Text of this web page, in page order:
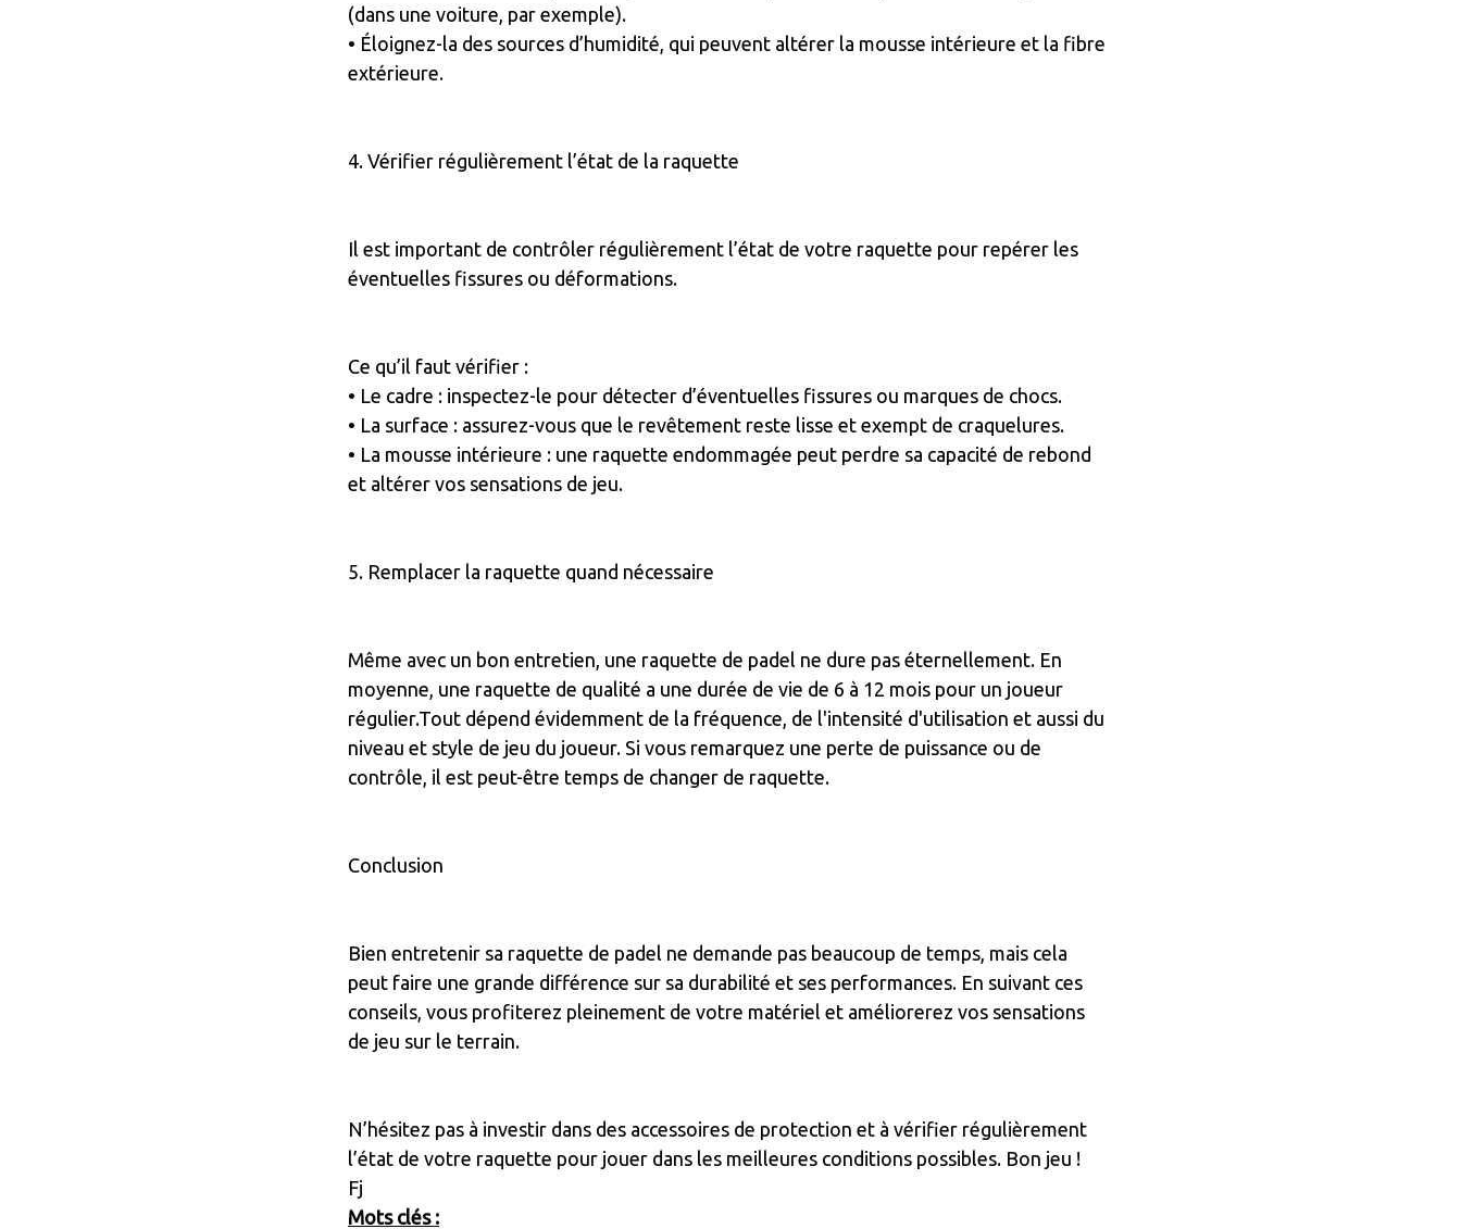
(dans une voiture, par exemple).
• Éloignez-la des sources d’humidité, qui peuvent altérer la mousse intérieure et la fibre
extérieure.
4. Vérifier régulièrement l’état de la raquette
Il est important de contrôler régulièrement l’état de votre raquette pour repérer les
éventuelles fissures ou déformations.
Ce qu’il faut vérifier :
• Le cadre : inspectez-le pour détecter d’éventuelles fissures ou marques de chocs.
• La surface : assurez-vous que le revêtement reste lisse et exempt de craquelures.
• La mousse intérieure : une raquette endommagée peut perdre sa capacité de rebond
et altérer vos sensations de jeu.
5. Remplacer la raquette quand nécessaire
Même avec un bon entretien, une raquette de padel ne dure pas éternellement. En
moyenne, une raquette de qualité a une durée de vie de 6 à 12 mois pour un joueur
régulier.Tout dépend évidemment de la fréquence, de l'intensité d'utilisation et aussi du
niveau et style de jeu du joueur. Si vous remarquez une perte de puissance ou de
contrôle, il est peut-être temps de changer de raquette.
Conclusion
Bien entretenir sa raquette de padel ne demande pas beaucoup de temps, mais cela
peut faire une grande différence sur sa durabilité et ses performances. En suivant ces
conseils, vous profiterez pleinement de votre matériel et améliorerez vos sensations
de jeu sur le terrain.
N’hésitez pas à investir dans des accessoires de protection et à vérifier régulièrement
l’état de votre raquette pour jouer dans les meilleures conditions possibles. Bon jeu !
Fj
Mots clés :